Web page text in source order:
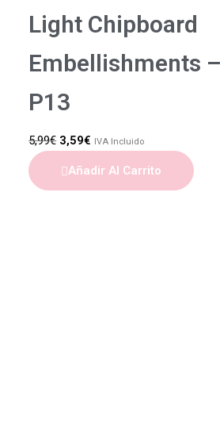
Light Chipboard
Embellishments
P13
5,99€ 3,59€ IVA Incluido
Añadir Al Carrito